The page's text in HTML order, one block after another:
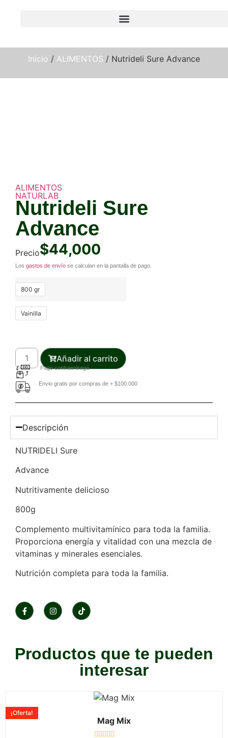
Inicio / ALIMENTOS / Nutrideli Sure Advance
ALIMENTOS
NATURLAB
Nutrideli Sure
Advance
Precio$44,000
Los gastos de envío se calculan en la pantalla de pago.
800 gr
Vainilla
Añadir al carrito
Pago contraentrega
Envio gratis por compras de + $100.000
Descripción
NUTRIDELI Sure
Advance
Nutritivamente delicioso
800g
Complemento multivitamínico para toda la familia.
Proporciona energía y vitalidad con una mezcla de
vitaminas y minerales esenciales.
Nutrición completa para toda la familia.
Productos que te pueden
interesar
Mag Mix
¡Oferta!